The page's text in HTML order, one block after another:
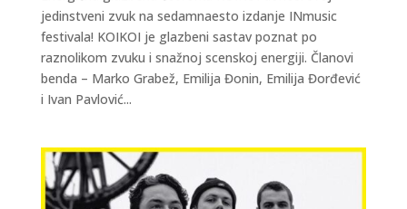
jedinstveni zvuk na sedamnaesto izdanje INmusic
festivala! KOIKOI je glazbeni sastav poznat po
raznolikom zvuku i snažnoj scenskoj energiji. Članovi
benda – Marko Grabež, Emilija Đonin, Emilija Đorđević
i Ivan Pavlović...